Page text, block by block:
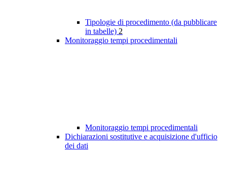
Tipologie di procedimento (da pubblicare
in tabelle) 2
Monitoraggio tempi procedimentali
Monitoraggio tempi procedimentali
Dichiarazioni sostitutive e acquisizione d'ufficio
dei dati